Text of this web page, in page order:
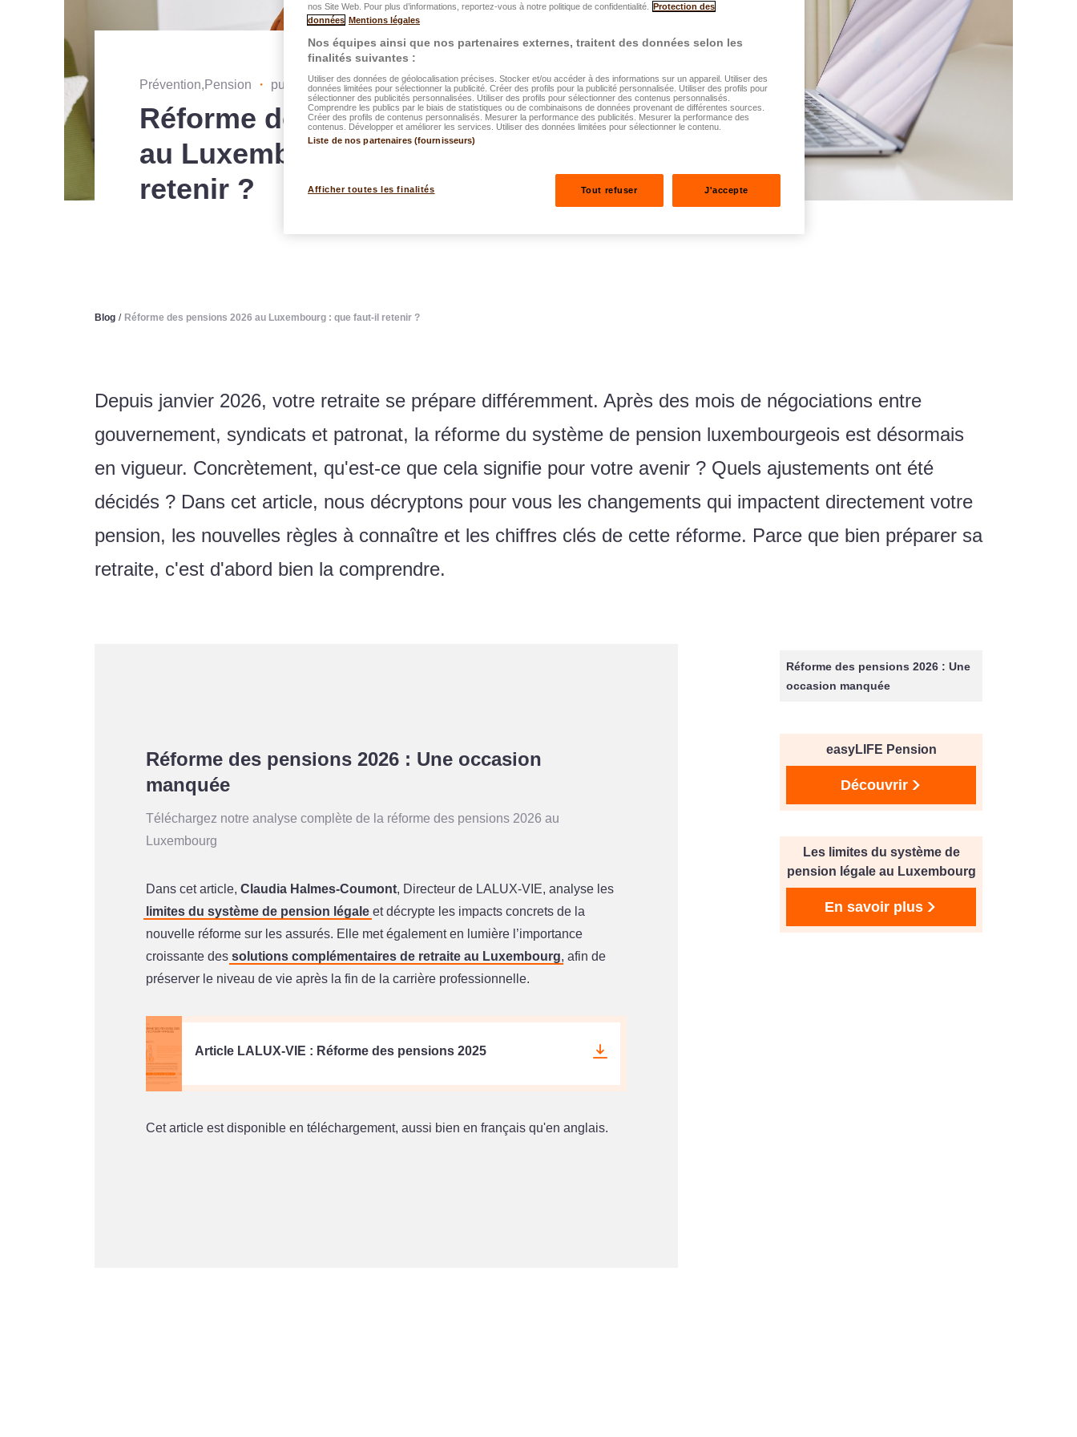
Prévention,Pension ・ publié le 29.01.2026
Réforme des pensions 2026
au Luxembourg : que faut-il
retenir ?
Blog / Réforme des pensions 2026 au Luxembourg : que faut-il retenir ?
Depuis janvier 2026, votre retraite se prépare différemment. Après des mois de négociations entre
gouvernement, syndicats et patronat, la réforme du système de pension luxembourgeois est désormais
en vigueur. Concrètement, qu'est-ce que cela signifie pour votre avenir ? Quels ajustements ont été
décidés ? Dans cet article, nous décryptons pour vous les changements qui impactent directement votre
pension, les nouvelles règles à connaître et les chiffres clés de cette réforme. Parce que bien préparer sa
retraite, c'est d'abord bien la comprendre.
Réforme des pensions 2026 : Une
occasion manquée
easyLIFE Pension
Découvrir
Les limites du système de
pension légale au Luxembourg
En savoir plus
Réforme des pensions 2026 : Une occasion
manquée
Téléchargez notre analyse complète de la réforme des pensions 2026 au
Luxembourg
Dans cet article, Claudia Halmes-Coumont, Directeur de LALUX-VIE, analyse les
limites du système de pension légale et décrypte les impacts concrets de la
nouvelle réforme sur les assurés. Elle met également en lumière l’importance
croissante des solutions complémentaires de retraite au Luxembourg, afin de
préserver le niveau de vie après la fin de la carrière professionnelle.
Article LALUX-VIE : Réforme des pensions 2025
Cet article est disponible en téléchargement, aussi bien en français qu'en anglais.
nos Site Web. Pour plus d’informations, reportez-vous à notre politique de confidentialité.
Protection des
données Mentions légales
Nos équipes ainsi que nos partenaires externes, traitent des données selon les
finalités suivantes :
Utiliser des données de géolocalisation précises. Stocker et/ou accéder à des informations sur un appareil. Utiliser des
données limitées pour sélectionner la publicité. Créer des profils pour la publicité personnalisée. Utiliser des profils pour
sélectionner des publicités personnalisées. Utiliser des profils pour sélectionner des contenus personnalisés.
Comprendre les publics par le biais de statistiques ou de combinaisons de données provenant de différentes sources.
Créer des profils de contenus personnalisés. Mesurer la performance des publicités. Mesurer la performance des
contenus. Développer et améliorer les services. Utiliser des données limitées pour sélectionner le contenu.
Liste de nos partenaires (fournisseurs)
Afficher toutes les finalités Tout refuser J'accepte